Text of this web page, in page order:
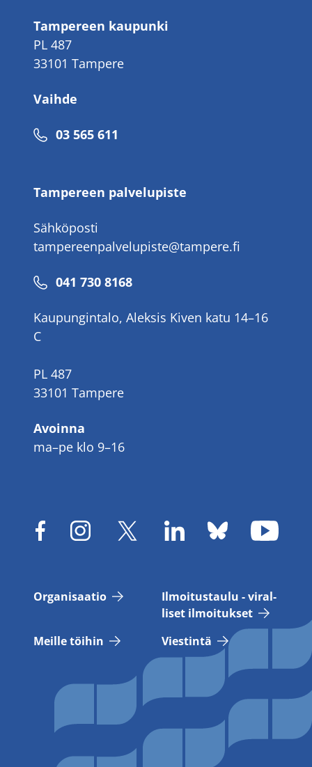
Tampereen kaupunki
PL 487
33101 Tampere
Vaihde
Puhelinnumero
03 565 611
Tampereen palvelupiste
Sähköposti
tampereenpalvelupiste@tampere.fi
Puhelinnumero
041 730 8168
Kaupungintalo, Aleksis Kiven katu 14–16
C
PL 487
33101 Tampere
Avoinna
ma–pe klo 9–16
Or­ga­ni­saa­tio
Il­moi­tus­tau­lu - vi­ral­
li­set il­moi­tuk­set
Meil­le töi­hin
Vies­tin­tä